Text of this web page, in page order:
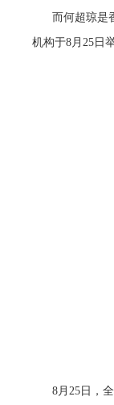
而何超琼是
机构于8月25日
8月25日，